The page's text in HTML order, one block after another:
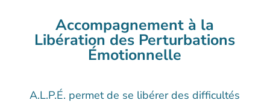
Accompagnement à la
Libération des Perturbations
Émotionnelle
A.L.P.É. permet de se libérer des difficultés